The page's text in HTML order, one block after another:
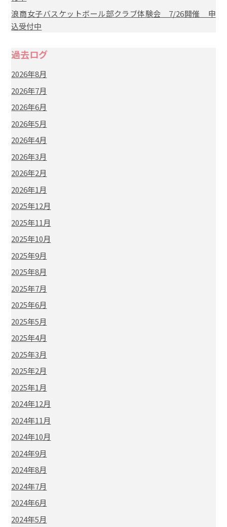
浪商女子バスケットボール部クラブ体験会 7/26開催 申
込受付中
過去ログ
2026年8月
2026年7月
2026年6月
2026年5月
2026年4月
2026年3月
2026年2月
2026年1月
2025年12月
2025年11月
2025年10月
2025年9月
2025年8月
2025年7月
2025年6月
2025年5月
2025年4月
2025年3月
2025年2月
2025年1月
2024年12月
2024年11月
2024年10月
2024年9月
2024年8月
2024年7月
2024年6月
2024年5月